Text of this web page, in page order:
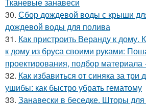
30. Сбор дождевой воды с крыши
дождевой воды для полива
31. Как пристроить Веранду к дому.
к дому из бруса своими руками:
проектирования, подбор
32. Как избавиться от синяка за три
ушибы: как быстро убрать гематому
33. Занавески в беседке. Шторы